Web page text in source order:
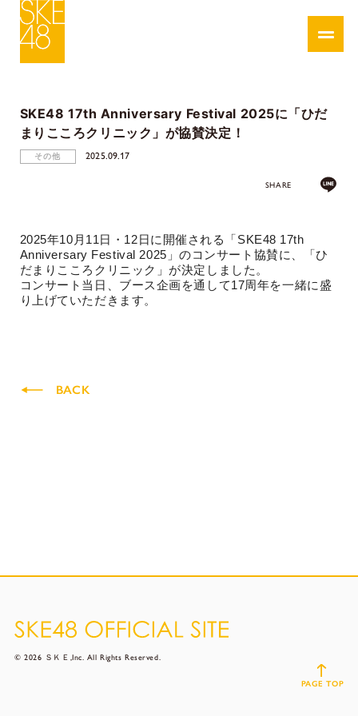
SKE48 17th Anniversary Festival 2025に「ひだ
まりこころクリニック」が協賛決定！
その他 2025.09.17
SHARE
2025年10 月 11 日・ 12 日に開催される「 SKE48 17th
Anniversary Festival 2025 」のコンサート協賛に、「ひ
だまりこころクリニック」が決定しました。
コンサート当日、ブース企画を通して17周年を一緒に盛
り上げていただきます。
BACK
© 2026 ＳＫＥ,Inc. All Rights Reserved.
PAGE TOP